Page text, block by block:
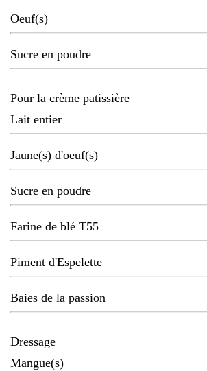
Oeuf(s)
Sucre en poudre
Pour la crème patissière
Lait entier
Jaune(s) d'oeuf(s)
Sucre en poudre
Farine de blé T55
Piment d'Espelette
Baies de la passion
Dressage
Mangue(s)